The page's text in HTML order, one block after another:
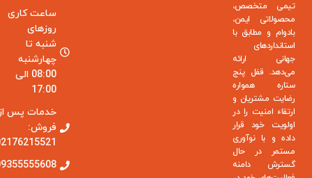
تیمی متخصص،
محصولاتی ایمن،
بادوام و مطابق با
استانداردهای
جهانی ارائه
می‌دهد. قفل پنج
ستاره همواره
رضایت مشتریان و
ارتقاء امنیت را در
اولویت خود قرار
داده و با نوآوری
مستمر در حال
گسترش دامنه
ساعت کاری
روزهای
شنبه تا
چهارشنبه
08:00 الی
17:00
خدمات پس
فروش: